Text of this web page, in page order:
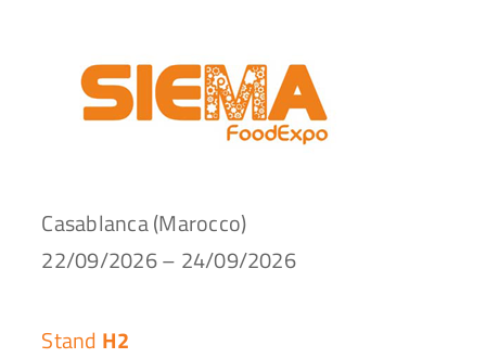
Casablanca (Marocco)
22/09/2026 – 24/09/2026
Stand H2